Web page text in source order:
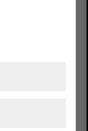
den